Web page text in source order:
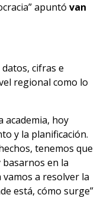
apuntó van
cifras e
regional como lo
academia, hoy
y la planificación.
tenemos que
en la
a resolver la
está, cómo surge”